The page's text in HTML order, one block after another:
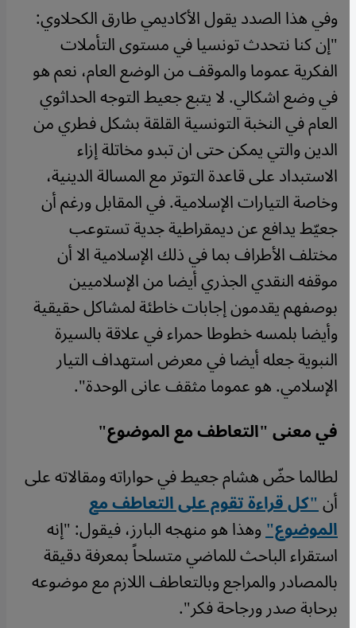
وفي هذا الصدد يقول الأكاديمي طارق الكحلاوي:
"إن كنا نتحدث تونسيا في مستوى التأملات
الفكرية عموما والموقف من الوضع العام، نعم هو
في وضع اشكالي. لا يتبع جعيط التوجه الحداثوي
العام في النخبة التونسية القلقة بشكل فطري من
الدين والتي يمكن حتى ان تبدو مخاتلة إزاء
الاستبداد على قاعدة التوتر مع المسالة الدينية،
وخاصة التيارات الإسلامية. في المقابل ورغم أن
جعيّط يدافع عن ديمقراطية جدية تستوعب
مختلف الأطراف بما في ذلك الإسلامية الا أن
موقفه النقدي الجذري أيضا من الإسلاميين
بوصفهم يقدمون إجابات خاطئة لمشاكل حقيقية
وأيضا بلمسه خطوطا حمراء في علاقة بالسيرة
النبوية جعله أيضا في معرض استهداف التيار
الإسلامي. هو عموما مثقف عانى الوحدة".
في معنى "التعاطف مع الموضوع"
لطالما حضّ هشام جعيط في حواراته ومقالاته على
أن"كل قراءة تقوم على التعاطف مع
الموضوع"وهذا هو منهجه البارز، فيقول: "إنه
استقراء الباحث للماضي متسلحاً بمعرفة دقيقة
بالمصادر والمراجع وبالتعاطف اللازم مع موضوعه
برحابة صدر ورجاحة فكر".